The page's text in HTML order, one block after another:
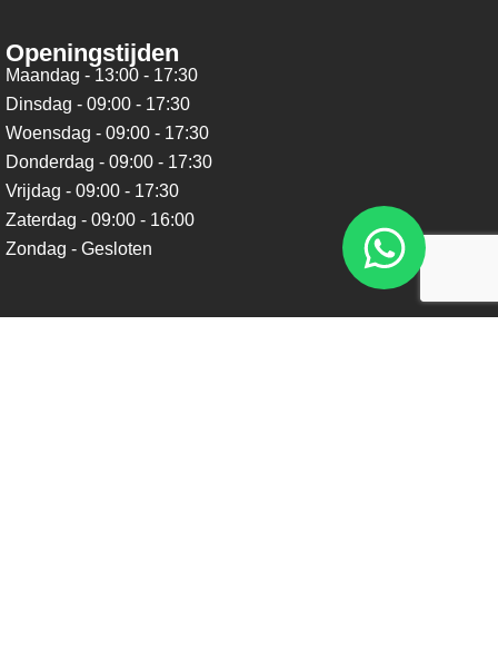
Openingstijden
Maandag - 13:00 - 17:30
Dinsdag - 09:00 - 17:30
Woensdag - 09:00 - 17:30
Donderdag - 09:00 - 17:30
Vrijdag - 09:00 - 17:30
Zaterdag - 09:00 - 16:00
Zondag - Gesloten